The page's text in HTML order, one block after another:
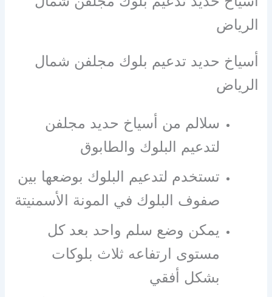
الرياض
أسياخ حديد تدعيم بلوك مجلفن شمال
الرياض
سلالم من أسياخ حديد مجلفن
لتدعيم البلوك والطابوق
تستخدم لتدعيم البلوك بوضعها بين
صفوف البلوك في المونة الأسمنيتة
يمكن وضع سلم واحد بعد كل
مستوى ارتفاعه ثلاث بلوكات
بشكل أفقي